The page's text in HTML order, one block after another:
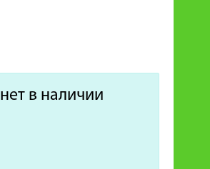
нет в наличии